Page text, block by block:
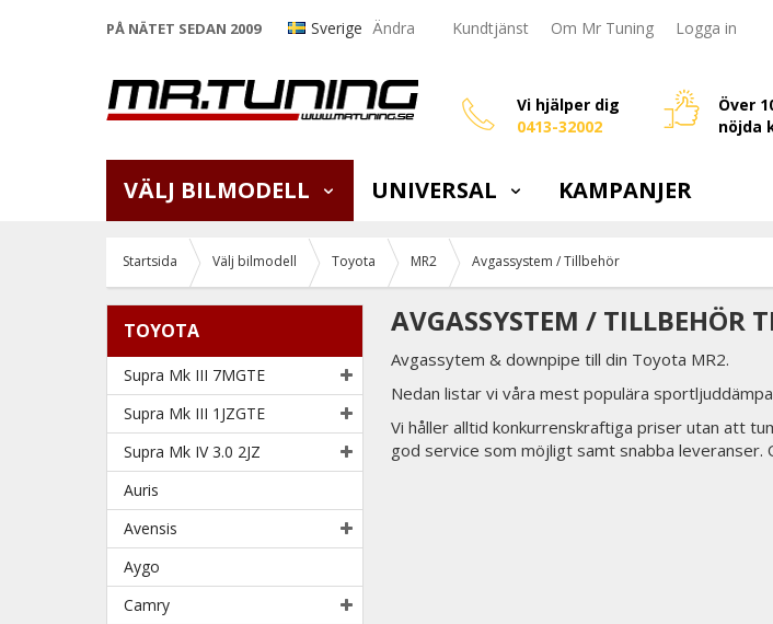
PÅ NÄTET SEDAN 2009 Sverige Ändra Kundtjänst Om Mr Tuning Logga in
Vi hjälper dig
0413-32002
Över
nöjda
VÄLJ BILMODELL UNIVERSAL KAMPANJER
Startsida Välj bilmodell Toyota MR2 Avgassystem / Tillbehör
TOYOTA
Supra Mk III 7MGTE
Supra Mk III 1JZGTE
Supra Mk IV 3.0 2JZ
Auris
Avensis
Aygo
Camry
AVGASSYSTEM / TILLBEHÖR
Avgassytem & downpipe till din Toyota MR2.
Nedan listar vi våra mest populära
Vi håller alltid konkurrenskraftiga priser utan att
god service som möjligt samt snabba leveranser.